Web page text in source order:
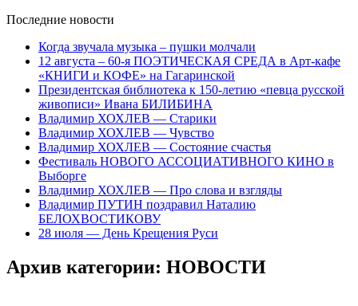
Последние новости
Когда звучала музыка – пушки молчали
12 августа – 60-я ПОЭТИЧЕСКАЯ СРЕДА в Арт-кафе
«КНИГИ и КОФЕ» на Гагаринской
Президентская библиотека к 150-летию «певца русской
живописи» Ивана БИЛИБИНА
Владимир ХОХЛЕВ — Старики
Владимир ХОХЛЕВ — Чувство
Владимир ХОХЛЕВ — Состояние счастья
Фестиваль НОВОГО АССОЦИАТИВНОГО КИНО в
Выборге
Владимир ХОХЛЕВ — Про слова и взгляды
Владимир ПУТИН поздравил Наталию
БЕЛОХВОСТИКОВУ
28 июля — День Крещения Руси
Архив категории: НОВОСТИ